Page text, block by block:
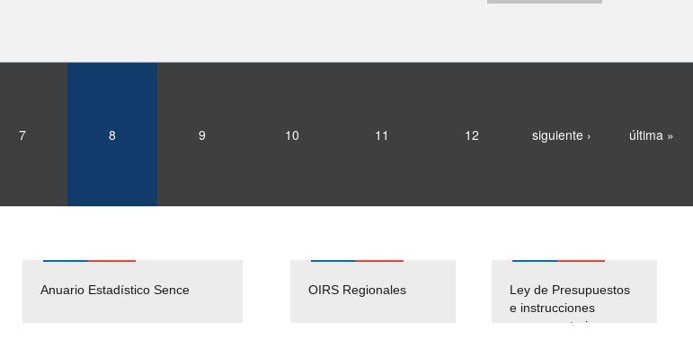
7 8 9 10 11 12 siguiente › última »
Anuario Estadístico Sence
Solicitud Audiencias y
OIRS Regionales
Ley de Presupuestos
e instrucciones
presuspuetarias